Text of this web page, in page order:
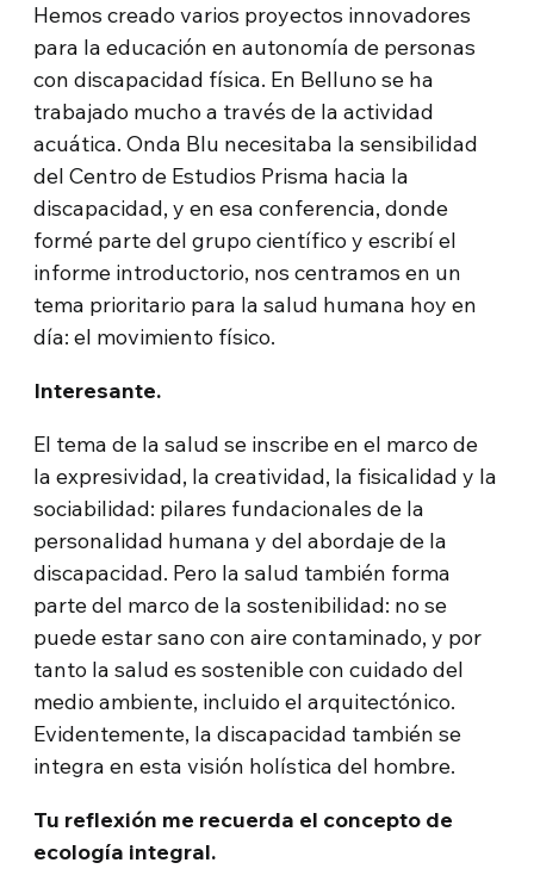
Hemos creado varios proyectos innovadores
para la educación en autonomía de personas
con discapacidad física. En Belluno se ha
trabajado mucho a través de la actividad
acuática. Onda Blu necesitaba la sensibilidad
del Centro de Estudios Prisma hacia la
discapacidad, y en esa conferencia, donde
formé parte del grupo científico y escribí el
informe introductorio, nos centramos en un
tema prioritario para la salud humana hoy en
día: el movimiento físico.
Interesante.
El tema de la salud se inscribe en el marco de
la expresividad, la creatividad, la fisicalidad y la
sociabilidad: pilares fundacionales de la
personalidad humana y del abordaje de la
discapacidad. Pero la salud también forma
parte del marco de la sostenibilidad: no se
puede estar sano con aire contaminado, y por
tanto la salud es sostenible con cuidado del
medio ambiente, incluido el arquitectónico.
Evidentemente, la discapacidad también se
integra en esta visión holística del hombre.
Tu reflexión me recuerda el concepto de
ecología integral.